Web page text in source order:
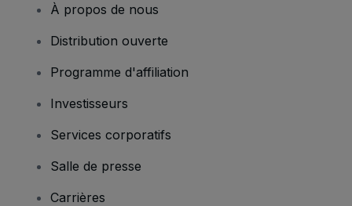
À propos de nous
Distribution ouverte
Programme d'affiliation
Investisseurs
Services corporatifs
Salle de presse
Carrières